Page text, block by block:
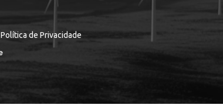
Política de Privacidade